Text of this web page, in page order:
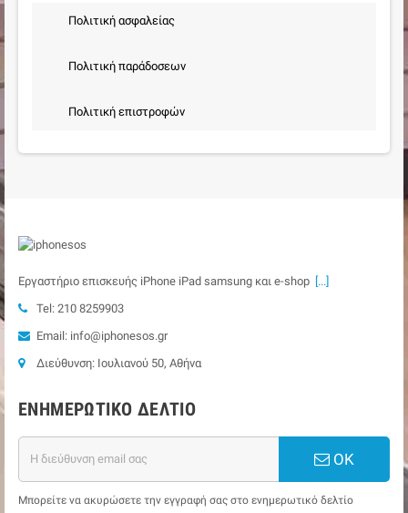
Πολιτική ασφαλείας
Πολιτική παράδοσεων
Πολιτική επιστροφών
Εργαστήριο επισκευής iPhone iPad samsung και e-shop [...]
Tel: 210 8259903
Email: info@iphonesos.gr
Διεύθυνση: Ιουλιανού 50, Αθήνα
ΕΝΗΜΕΡΩΤΙΚΌ ΔΕΛΤΊΟ
ΟΚ
Μπορείτε να ακυρώσετε την εγγραφή σας στο ενημερωτικό δελτίο